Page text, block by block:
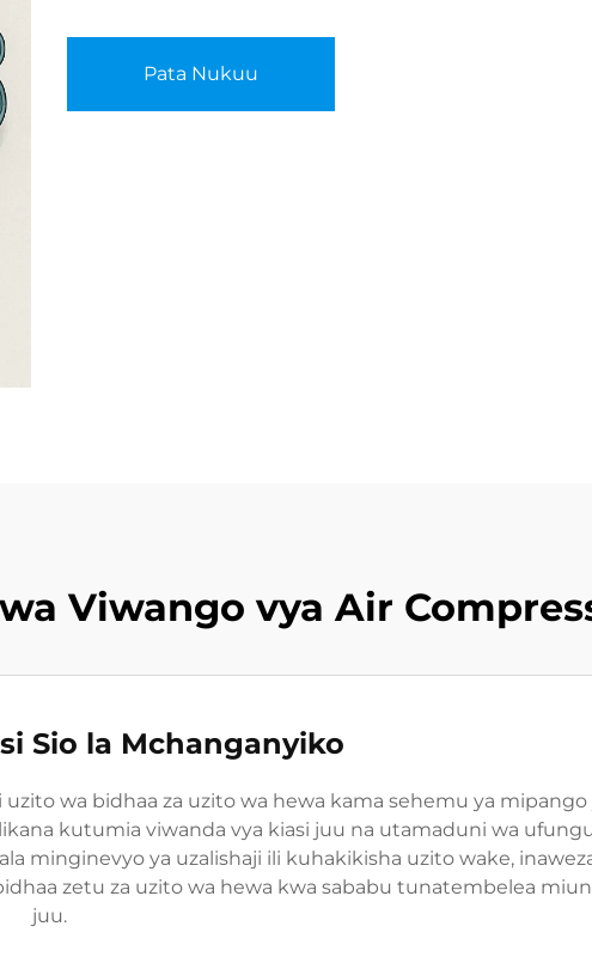
Pata Nukuu
Viwango vya Air
Sio la Mchanganyiko
wa bidhaa za uzito wa hewa kama sehemu ya mipango
kutumia viwanda vya kiasi juu na utamaduni wa
minginevyo ya uzalishaji ili kuhakikisha uzito wake,
zetu za uzito wa hewa kwa sababu tunatembelea
juu.